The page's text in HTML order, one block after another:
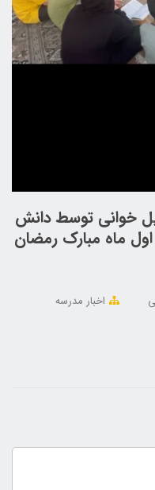
خوانی توسط دانش
ماه مبارک رمضان
اخبار مدرسه